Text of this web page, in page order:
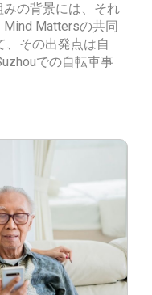
の背景には、それ
Mind Mattersの共同
、その出発点は自
での自転車事